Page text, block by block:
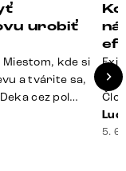
urobiť
kde si
a tvárite sa,
cez pol
stolík
po balzam
si
5.